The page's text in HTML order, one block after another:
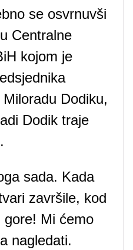
se osvrnuvši
Centralne
kojom je
Dodiku,
Dodik traje
sada. Kada
završile, kod
gore! Mi ćemo
nagledati.